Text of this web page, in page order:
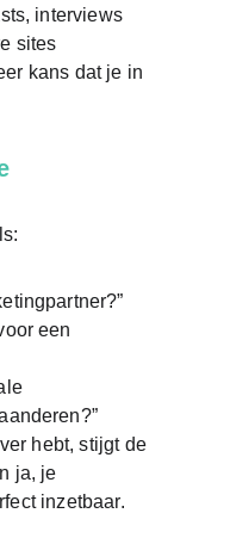
interviews
sites
kans dat je in
een
hebt, stijgt de
ja, je
inzetbaar.